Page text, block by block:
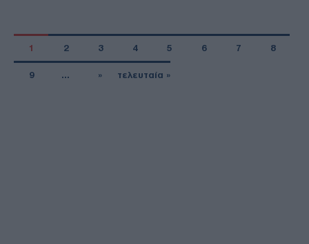
1 2 3 4 5 6 7 8
9 … » τελευταία »